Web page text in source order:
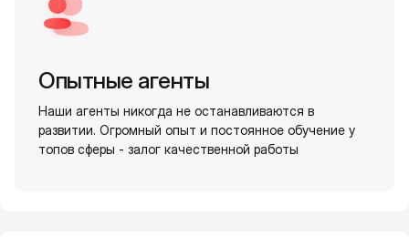
Опытные агенты
Наши агенты никогда не останавливаются в
развитии. Огромный опыт и постоянное обучение у
топов сферы - залог качественной работы